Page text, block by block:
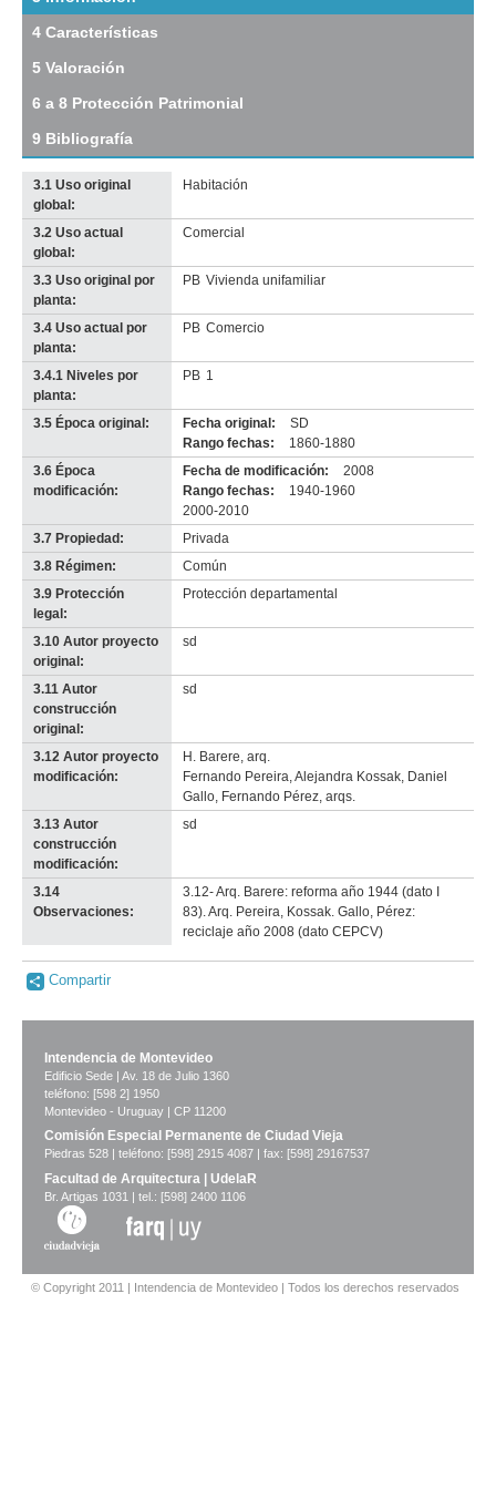
Juan
Carlos
(JCG
Descargar
tamaño
original
Imagen del tramo:
Juan Carlos Gómez (JCG 2)
Descarga tamaño completo
Anterior Pausa Siguiente
4 Características
5 Valoración
6 a 8 Protección Patrimonial
9 Bibliografía
3.1 Uso original
global:
Habitación
3.2 Uso actual
global:
Comercial
3.3 Uso original por
planta:
PB Vivienda unifamiliar
3.4 Uso actual por
planta:
PB Comercio
3.4.1 Niveles por
planta:
PB 1
3.5 Época original: Fecha original:
SD
Rango fechas:
1860-1880
3.6 Época
modificación:
Fecha de modificación:
2008
Rango fechas:
1940-1960
2000-2010
3.7 Propiedad:
Privada
3.8 Régimen:
Común
3.9 Protección
legal:
Protección departamental
3.10 Autor proyecto
original:
sd
3.11 Autor
construcción
original:
sd
3.12 Autor proyecto
modificación:
H. Barere, arq.
Fernando Pereira, Alejandra Kossak, Daniel
Gallo, Fernando Pérez, arqs.
3.13 Autor
construcción
modificación:
sd
3.14
Observaciones:
3.12- Arq. Barere: reforma año 1944 (dato I
83). Arq. Pereira, Kossak. Gallo, Pérez:
reciclaje año 2008 (dato CEPCV)
Compartir
Intendencia de Montevideo
Edificio Sede | Av. 18 de Julio 1360
teléfono: [598 2] 1950
Montevideo - Uruguay | CP 11200
Comisión Especial Permanente de Ciudad Vieja
Piedras 528 | teléfono: [598] 2915 4087 | fax: [598] 29167537
Facultad de Arquitectura | UdelaR
Br. Artigas 1031 | tel.: [598] 2400 1106
© Copyright 2011 | Intendencia de Montevideo | Todos los derechos reservados